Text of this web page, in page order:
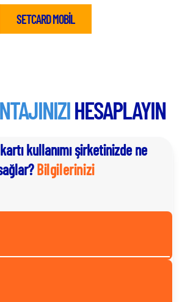
SETCARD MOBİL
HESAPLAYIN
kullanımı şirketinizde ne
Bilgilerinizi